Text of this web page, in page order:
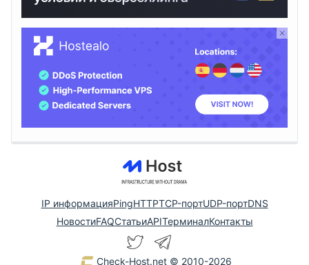
IP информацияPingHTTPTCP-портUDP-портDNS
НовостиFAQСтатьиAPIТерминалКонтакты
Check-Host.net © 2010-2026